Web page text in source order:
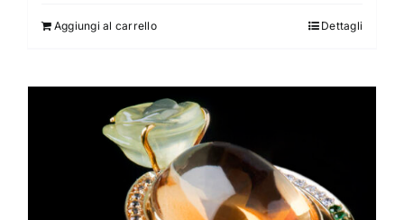
Aggiungi al carrello Dettagli